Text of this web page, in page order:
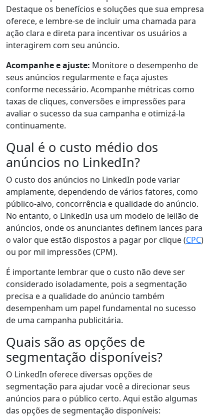
Destaque os benefícios e soluções que sua empresa
oferece, e lembre-se de incluir uma chamada para
ação clara e direta para incentivar os usuários a
interagirem com seu anúncio.
Acompanhe e ajuste: Monitore o desempenho de
seus anúncios regularmente e faça ajustes
conforme necessário. Acompanhe métricas como
taxas de cliques, conversões e impressões para
avaliar o sucesso da sua campanha e otimizá-la
continuamente.
Qual é o custo médio dos
anúncios no LinkedIn?
O custo dos anúncios no LinkedIn pode variar
amplamente, dependendo de vários fatores, como
público-alvo, concorrência e qualidade do anúncio.
No entanto, o LinkedIn usa um modelo de leilão de
anúncios, onde os anunciantes definem lances para
o valor que estão dispostos a pagar por clique (CPC)
ou por mil impressões (CPM).
É importante lembrar que o custo não deve ser
considerado isoladamente, pois a segmentação
precisa e a qualidade do anúncio também
desempenham um papel fundamental no sucesso
de uma campanha publicitária.
Quais são as opções de
segmentação disponíveis?
O LinkedIn oferece diversas opções de
segmentação para ajudar você a direcionar seus
anúncios para o público certo. Aqui estão algumas
das opções de segmentação disponíveis: